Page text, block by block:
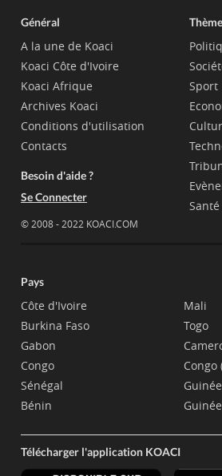
Général
A la une de Koaci
Koaci Côte d'Ivoire
Koaci Afrique
Archives Koaci
Conditions d'utilisation
Contacts
Besoin d'aide ?
Se Connecter
© 2008 - 2022 KOACI.COM
Sport
Santé
Pays
Côte d'Ivoire
Burkina Faso
Gabon
Congo
Sénégal
Bénin
Mali
Togo
Congo
Guinée
Télécharger l'application KOACI